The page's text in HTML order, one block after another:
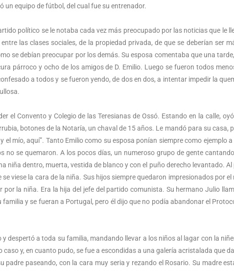
un equipo de fútbol, del cual fue su entrenador.
político se le notaba cada vez más preocupado por las noticias que le
las clases sociales, de la propiedad privada, de que se deberían ser
se debían preocupar por los demás. Su esposa comentaba que una
párroco y ocho de los amigos de D. Emilio. Luego se fueron todos
a todos y se fueron yendo, de dos en dos, a intentar impedir la
el Convento y Colegio de las Teresianas de Ossó. Estando en la calle,
botones de la Notaría, un chaval de 15 años. Le mandó para su casa,
el mío, aquí”. Tanto Emilio como su esposa ponían siempre como ejemplo
no se quemaron. A los pocos días, un numeroso grupo de gente
niña dentro, muerta, vestida de blanco y con el puño derecho levantado.
viese la cara de la niña. Sus hijos siempre quedaron impresionados por el
por la niña. Era la hija del jefe del partido comunista. Su hermano Julio
y se fueran a Portugal, pero él dijo que no podía abandonar el
despertó a toda su familia, mandando llevar a los niños al lagar con la
caso y, en cuanto pudo, se fue a escondidas a una galería acristalada que
padre paseando, con la cara muy seria y rezando el Rosario. Su madre